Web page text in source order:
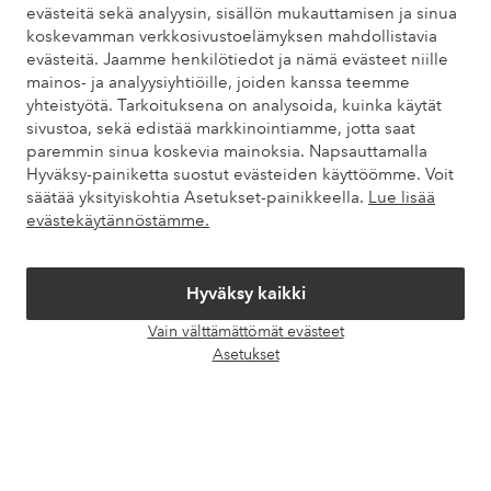
evästeitä sekä analyysin, sisällön mukauttamisen ja sinua
koskevamman verkkosivustoelämyksen mahdollistavia
evästeitä. Jaamme henkilötiedot ja nämä evästeet niille
mainos- ja analyysiyhtiöille, joiden kanssa teemme
yhteistyötä. Tarkoituksena on analysoida, kuinka käytät
sivustoa, sekä edistää markkinointiamme, jotta saat
paremmin sinua koskevia mainoksia. Napsauttamalla
Hyväksy-painiketta suostut evästeiden käyttöömme. Voit
säätää yksityiskohtia Asetukset-painikkeella. Lue lisää
evästekäytännöstämme.
Hyväksy kaikki
Vain välttämättömät evästeet
Asetukset
Omat sivut
Tietoa Elloksesta
Palvelumme